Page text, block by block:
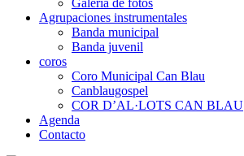
Agrupaciones instrumentales
Banda municipal
Banda juvenil
coros
Coro Municipal Can Blau
Canblaugospel
COR D’AL·LOTS CAN BLAU
Agenda
Contacto